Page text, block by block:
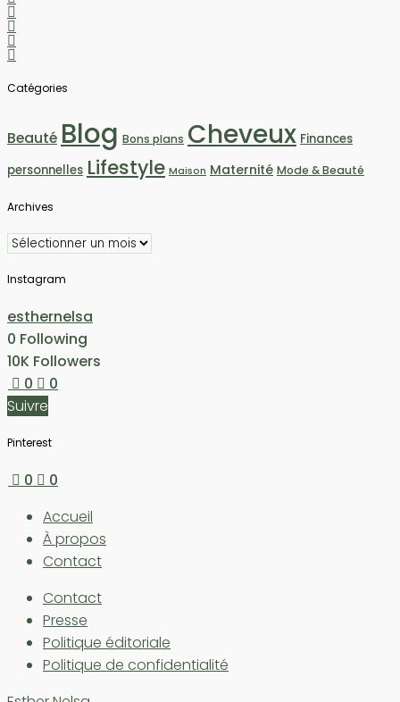
Catégories
Beauté Blog Bons plans Cheveux Finances
personnelles Lifestyle Maison Maternité Mode & Beauté
Archives
Archives
Instagram
esthernelsa
0 Following
10K Followers
0
0
Suivre
Pinterest
0
0
Accueil
À propos
Contact
Contact
Presse
Politique éditoriale
Politique de confidentialité